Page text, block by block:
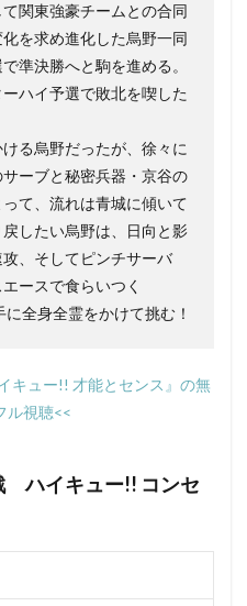
関東強豪チームとの合同
を求め進化した烏野一同
準決勝へと駒を進める。
ハイ予選で敗北を喫した
る烏野だったが、徐々に
ーブと秘密兵器・京谷の
て、流れは青城に傾いて
したい烏野は、日向と影
、そしてピンチサーバ
ースで食らいつく
全身全霊をかけて挑む！
ュー!! 才能とセンス』の無
ル視聴<<
ハイキュー!! コンセ